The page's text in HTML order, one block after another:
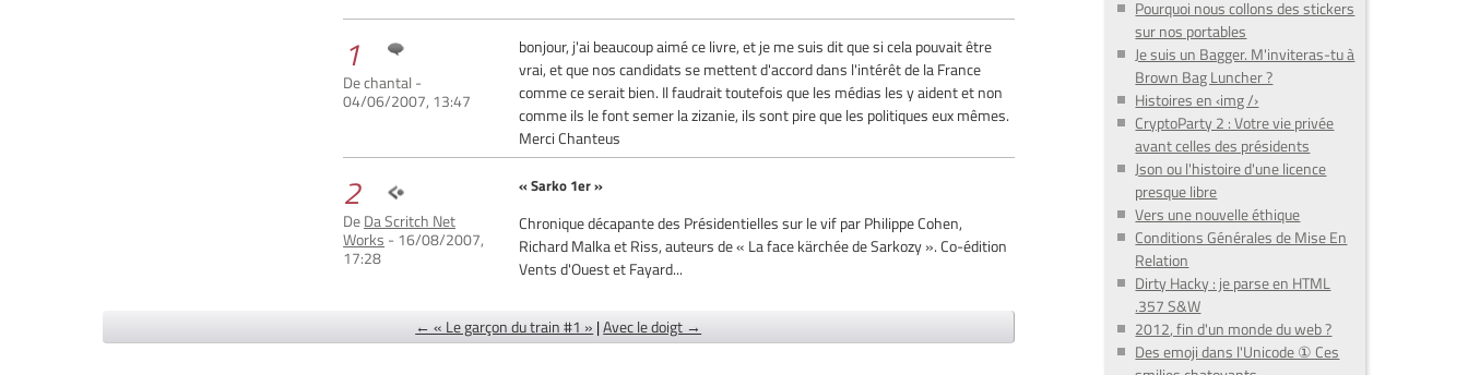
1
De chantal -
04/06/2007, 13:47
bonjour, j'ai beaucoup aimé ce livre, et je me suis dit que si cela pouvait être
vrai, et que nos candidats se mettent d'accord dans l'intérêt de la France
comme ce serait bien. Il faudrait toutefois que les médias les y aident et non
comme ils le font semer la zizanie, ils sont pire que les politiques eux mêmes.
Merci Chanteus
2
DeDa Scritch Net
Works - 16/08/2007,
17:28
« Sarko 1er »
Chronique décapante des Présidentielles sur le vif par Philippe Cohen,
Richard Malka et Riss, auteurs de « La face kärchée de Sarkozy ». Co-édition
Vents d'Ouest et Fayard...
← « Le garçon du train #1 » |Avec le doigt →
Pourquoi nous collons des stickers
sur nos portables
Je suis un Bagger. M'inviteras-tu à
Brown Bag Luncher ?
Histoires en ‹img /›
CryptoParty 2 : Votre vie privée
avant celles des présidents
Json ou l'histoire d'une licence
presque libre
Vers une nouvelle éthique
Conditions Générales de Mise En
Relation
Dirty Hacky : je parse en HTML
.357 S&W
2012, fin d'un monde du web ?
Des emoji dans l'Unicode ① Ces